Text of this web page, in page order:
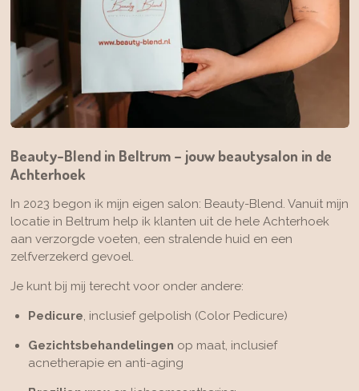
Beauty-Blend in Beltrum – jouw beautysalon in de
Achterhoek
In 2023 begon ik mijn eigen salon: Beauty-Blend. Vanuit mijn
locatie in Beltrum help ik klanten uit de hele Achterhoek
aan verzorgde voeten, een stralende huid en een
zelfverzekerd gevoel.
Je kunt bij mij terecht voor onder andere:
Pedicure, inclusief gelpolish (Color Pedicure)
Gezichtsbehandelingen op maat, inclusief
acnetherapie en anti-aging